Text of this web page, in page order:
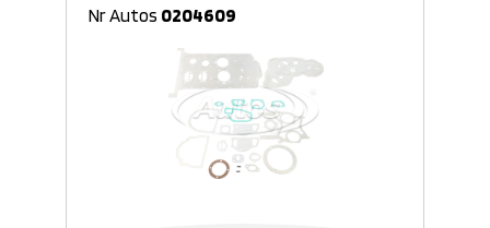
Nr Autos 0204609